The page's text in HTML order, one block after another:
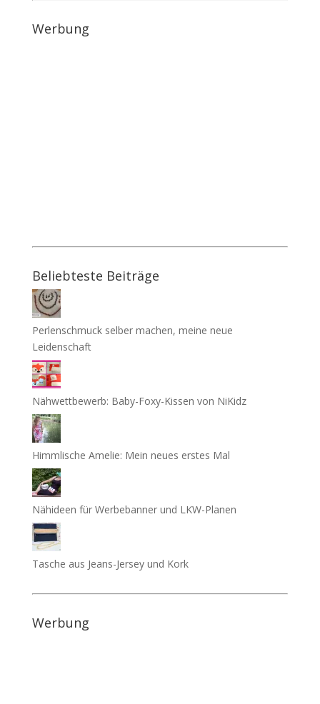
Werbung
Beliebteste Beiträge
Perlenschmuck selber machen, meine neue
Leidenschaft
Nähwettbewerb: Baby-Foxy-Kissen von NiKidz
Himmlische Amelie: Mein neues erstes Mal
Nähideen für Werbebanner und LKW-Planen
Tasche aus Jeans-Jersey und Kork
Werbung